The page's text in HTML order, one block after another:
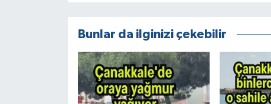
Bunlar da ilginizi çekebilir